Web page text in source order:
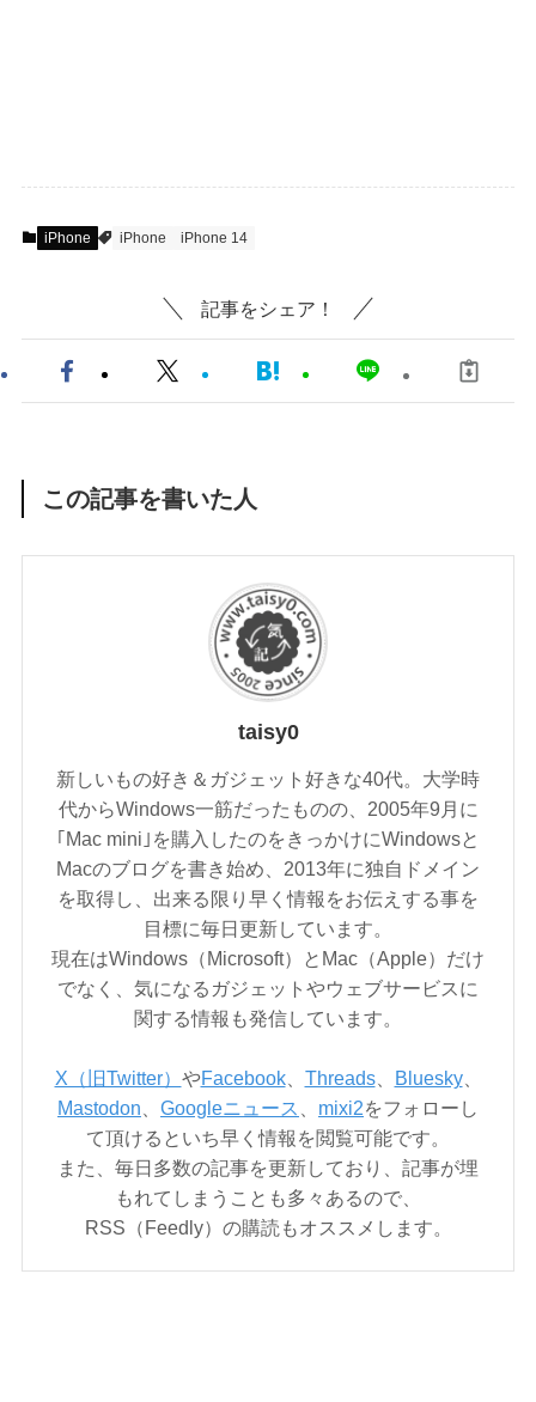
iPhone iPhone iPhone 14
記事をシェア！
この記事を書いた人
taisy0
新しいもの好き＆ガジェット好きな40代。大学時
代からWindows一筋だったものの、2005年9月に
｢Mac mini｣を購入したのをきっかけにWindowsと
Macのブログを書き始め、2013年に独自ドメイン
を取得し、出来る限り早く情報をお伝えする事を
目標に毎日更新しています。
現在はWindows（Microsoft）とMac（Apple）だけ
でなく、気になるガジェットやウェブサービスに
関する情報も発信しています。
X（旧Twitter） やFacebook、 Threads、 Bluesky、
Mastodon
Googleニュース mixi2をフォローし
て頂けるといち早く情報を閲覧可能です。
また、毎日多数の記事を更新しており、記事が埋
もれてしまうことも多々あるので、
RSS（Feedly）の購読もオススメします。